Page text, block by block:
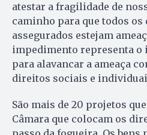
atestar a fragilidade de
caminho para que todos
assegurados estejam
impedimento representa o
para alavancar a ameaça
direitos sociais e
São mais de 20 projetos
Câmara que colocam os